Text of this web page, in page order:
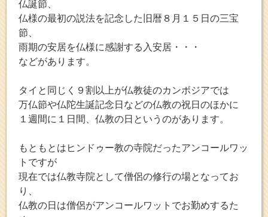
仏誕節、
仏様の最初の説法を記念した旧暦８月１５日の三宝
節、
雨期の安居を仏様に感謝する入安居・・・
などがあります。
タイと同じく９割以上が仏教徒のカンボジアでは
万仏節や仏陀生誕記念日などの仏教の祝日のほかに
１週間に１日間、仏教の日というのがあります。
もともとはヒンドゥー教の寺院だったアンコールワッ
トですが
現在では仏教寺院として僧侶の修行の場となってお
り、
仏教の日は僧侶がアンコールワットでお勤めするた